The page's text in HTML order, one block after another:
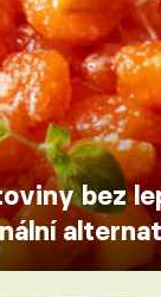
bez